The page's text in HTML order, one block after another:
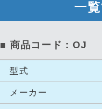
一
■ 商品コード：OJ
型式
メーカー